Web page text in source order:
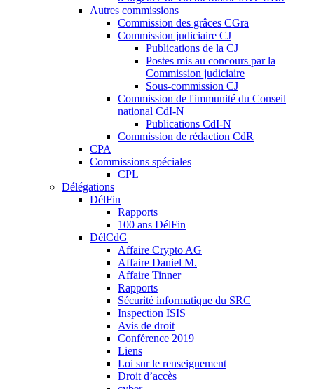
Autres commissions
Commission des grâces CGra
Commission judiciaire CJ
Publications de la CJ
Postes mis au concours par la
Commission judiciaire
Sous-commission CJ
Commission de l'immunité du Conseil
national CdI-N
Publications CdI-N
Commission de rédaction CdR
CPA
Commissions spéciales
CPL
Délégations
DélFin
Rapports
100 ans DélFin
DélCdG
Affaire Crypto AG
Affaire Daniel M.
Affaire Tinner
Rapports
Sécurité informatique du SRC
Inspection ISIS
Avis de droit
Conférence 2019
Liens
Loi sur le renseignement
Droit d’accès